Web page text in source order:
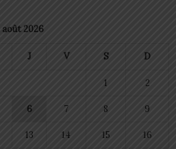
août 2026
J V S D
1 2
6 7 8 9
13 14 15 16